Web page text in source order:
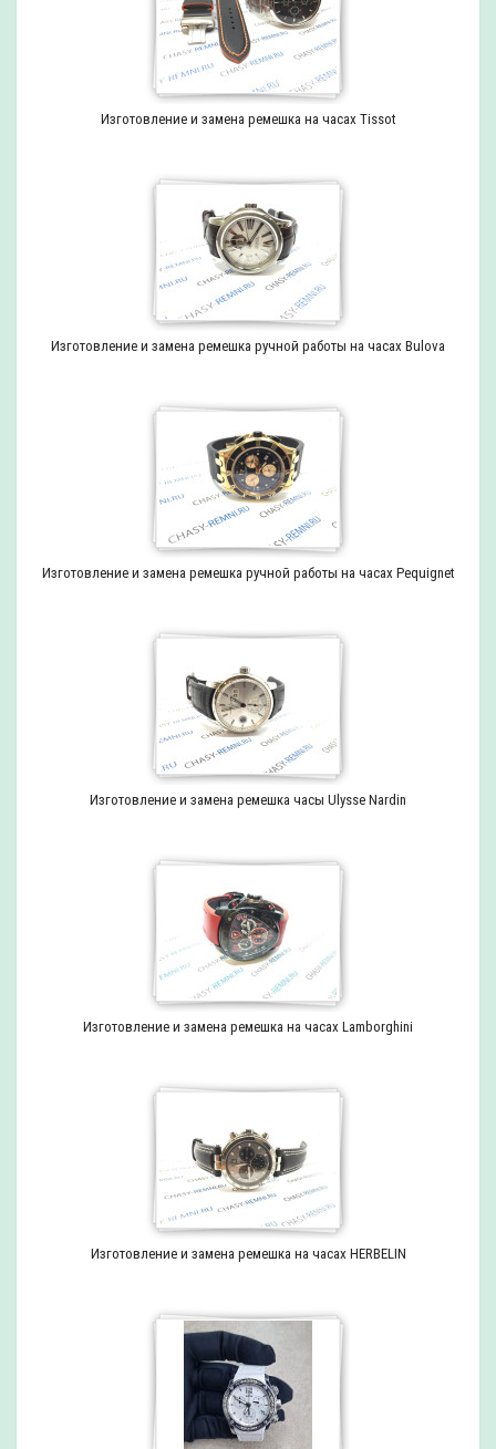
Изготовление и замена ремешка на часах Tissot
Изготовление и замена ремешка ручной работы на часах Bulova
Изготовление и замена ремешка ручной работы на часах Pequignet
Изготовление и замена ремешка часы Ulysse Nardin
Изготовление и замена ремешка на часах Lamborghini
Изготовление и замена ремешка на часах HERBELIN